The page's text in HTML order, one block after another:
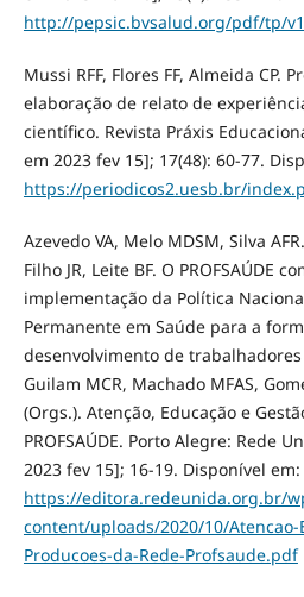
http://pepsic.bvsalud.org/pdf/tp/
Mussi RFF, Flores FF, Almeida CP.
elaboração de relato de
científico. Revista Práxis
em 2023 fev 15]; 17(48): 60-77.
https://periodicos2.uesb.br/
Azevedo VA, Melo MDSM, Silva
Filho JR, Leite BF. O PROFSAÚDE
implementação da Política
Permanente em Saúde para a
desenvolvimento de trabalhadores
Guilam MCR, Machado MFAS,
(Orgs.). Atenção, Educação e
PROFSAÚDE. Porto Alegre: Rede
2023 fev 15]; 16-19. Disponível em:
https://editora.redeunida.org.br/
content/uploads/2020/10/Atencao-
Producoes-da-Rede-Profsaude.pdf